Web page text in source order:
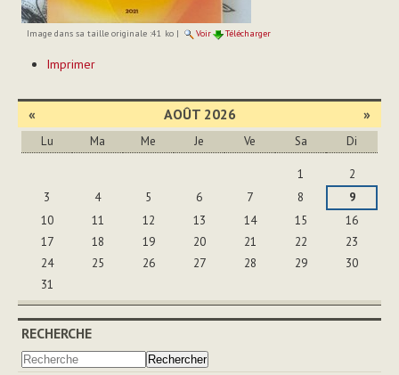
Image dans sa taille originale :41 ko| Voir Télécharger
sur
document
Imprimer
« AOÛT 2026 »
Lu Ma Me Je Ve Sa Di
1
2
3
4 5 6 7 8
9
10
11 12 13 14 15
16
17
18 19 20 21 22
23
24
25 26 27 28 29
30
31
RECHERCHE